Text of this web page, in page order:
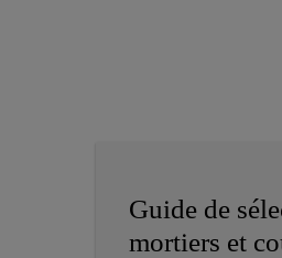
Guide de
mortiers et